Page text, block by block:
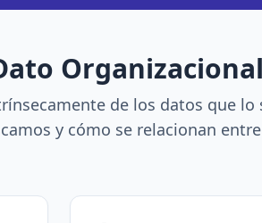
Organizacional
de los datos que
y cómo se relacionan